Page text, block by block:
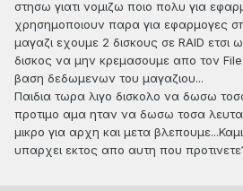
στησω γιατι νομιζω ποιο πολυ για
χρησημοποιουν παρα για εφαρμογες
μαγαζι εχουμε 2 δισκους σε RAID ετσι
δισκος να μην κρεμασουμε απο τον
βαση δεδωμενων του μαγαζιου...
Παιδια τωρα λιγο δισκολο να δωσω
προτιμο αμα ηταν να δωσω τοσα
μικρο για αρχη και μετα
υπαρχει εκτος απο αυτη που